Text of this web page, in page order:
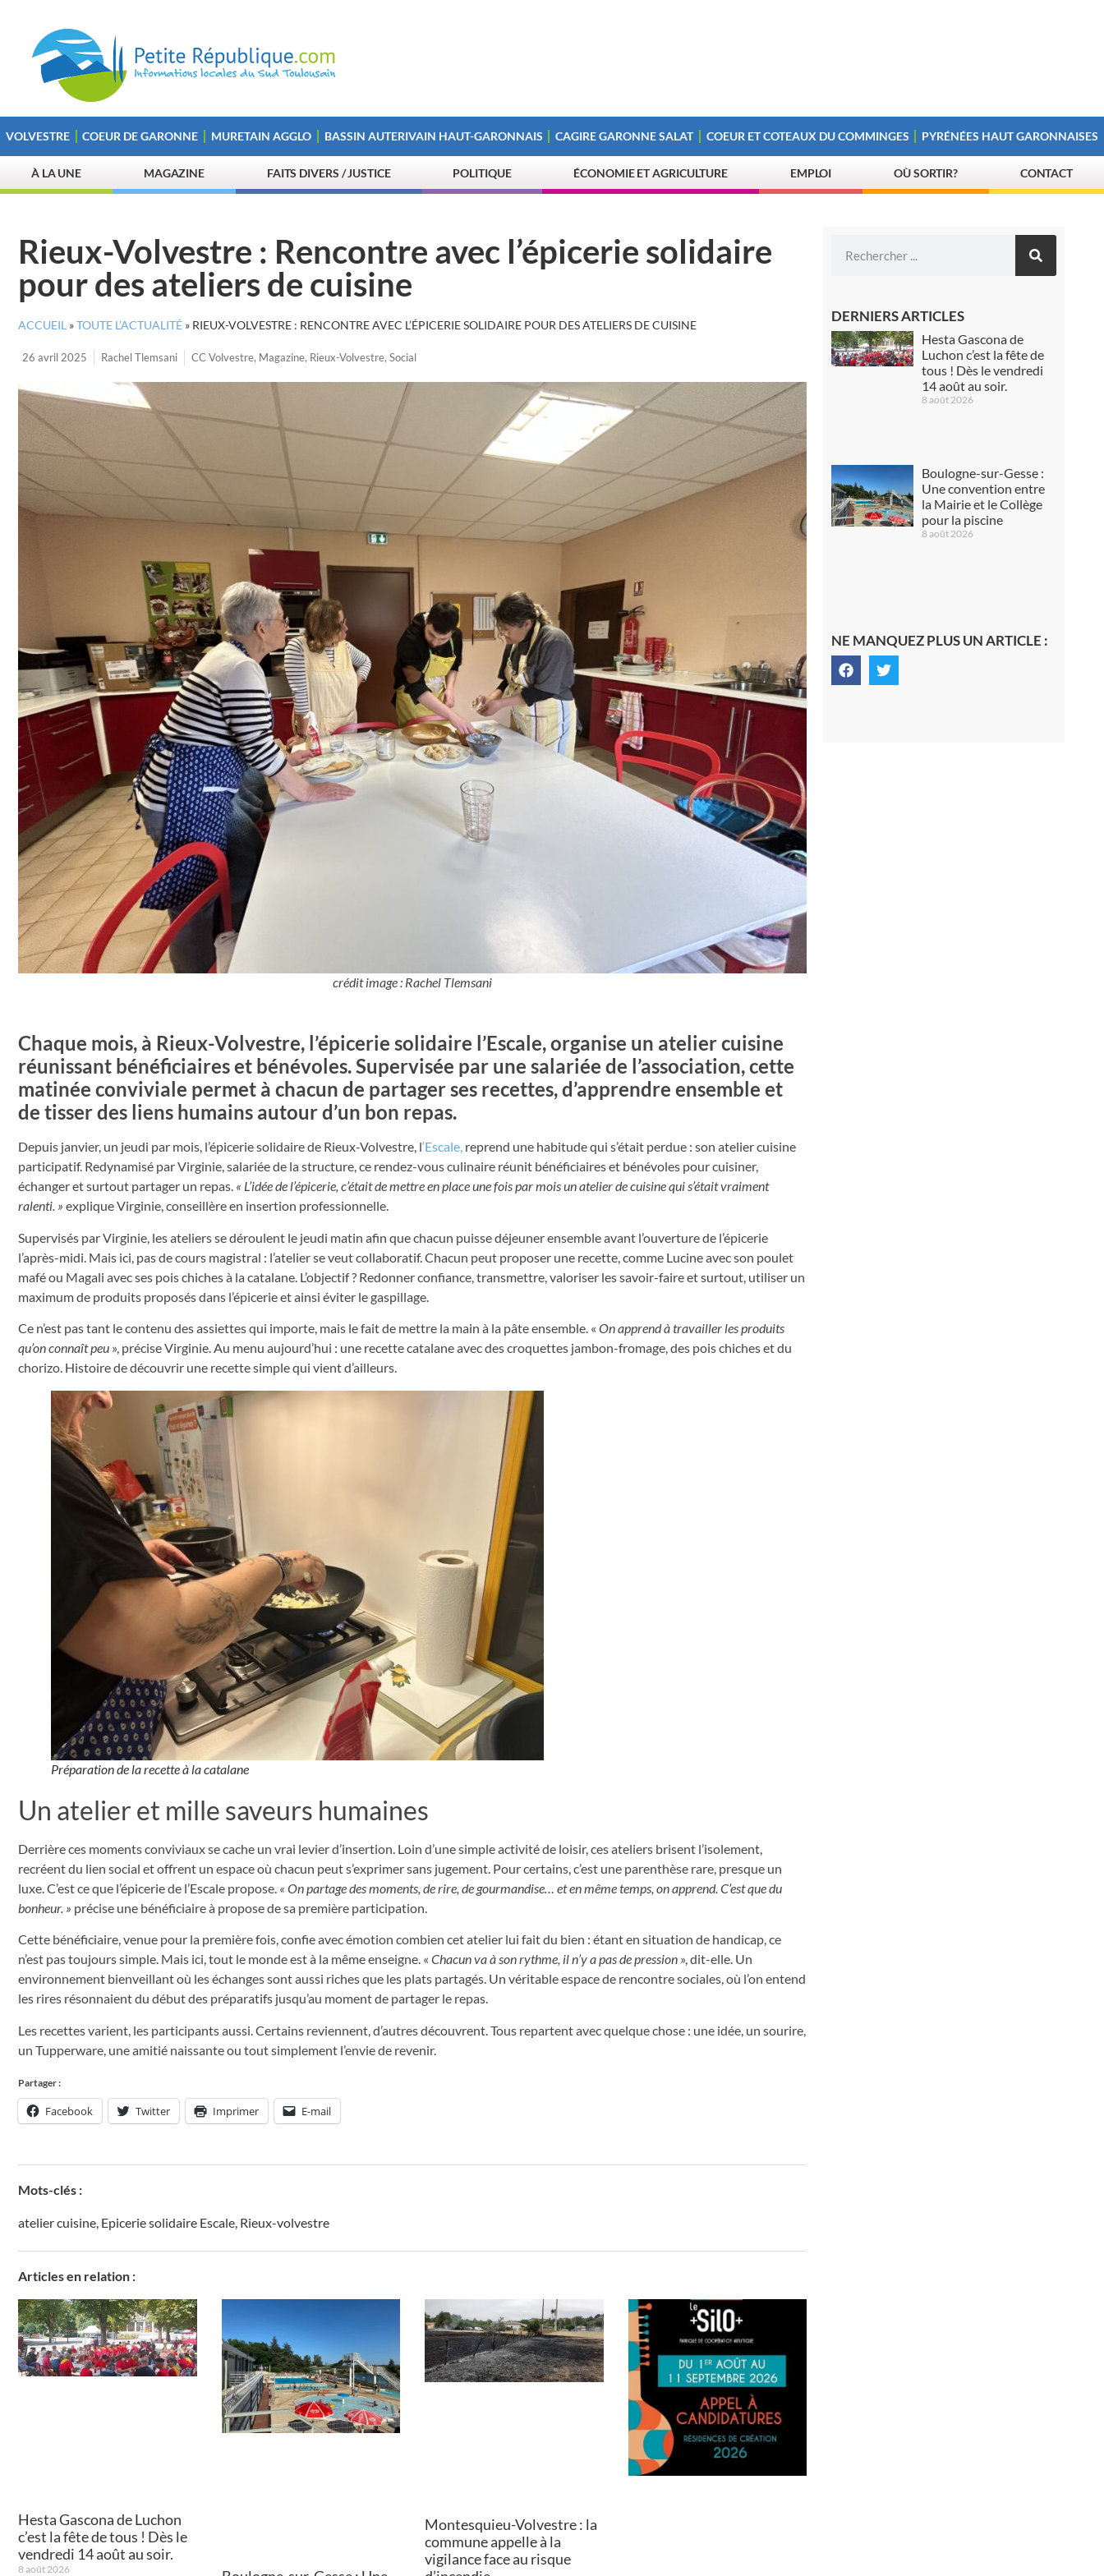
VOLVESTRE COEUR DE GARONNE MURETAIN AGGLO BASSIN AUTERIVAIN HAUT-GARONNAIS CAGIRE GARONNE SALAT COEUR ET COTEAUX DU COMMINGES PYRÉNÉES HAUT GARONNAISES
À LA UNE MAGAZINE FAITS DIVERS / JUSTICE POLITIQUE ÉCONOMIE ET AGRICULTURE EMPLOI OÙ SORTIR? CONTACT
Rieux-Volvestre : Rencontre avec l’épicerie solidaire
pour des ateliers de cuisine
ACCUEIL »TOUTE L’ACTUALITÉ » RIEUX-VOLVESTRE : RENCONTRE AVEC L’ÉPICERIE SOLIDAIRE POUR DES ATELIERS DE CUISINE
26 avril 2025 Rachel Tlemsani CC Volvestre, Magazine, Rieux-Volvestre, Social
crédit image : Rachel Tlemsani
Chaque mois, à Rieux-Volvestre, l’épicerie solidaire l’Escale, organise un atelier cuisine
réunissant bénéficiaires et bénévoles. Supervisée par une salariée de l’association, cette
matinée conviviale permet à chacun de partager ses recettes, d’apprendre ensemble et
de tisser des liens humains autour d’un bon repas.
Depuis janvier, un jeudi par mois, l’épicerie solidaire de Rieux-Volvestre, l‘Escale, reprend une habitude qui s’était perdue : son atelier cuisine
participatif. Redynamisé par Virginie, salariée de la structure, ce rendez-vous culinaire réunit bénéficiaires et bénévoles pour cuisiner,
échanger et surtout partager un repas. « L’idée de l’épicerie, c’était de mettre en place une fois par mois un atelier de cuisine qui s’était vraiment
ralenti. » explique Virginie, conseillère en insertion professionnelle.
Supervisés par Virginie, les ateliers se déroulent le jeudi matin afin que chacun puisse déjeuner ensemble avant l’ouverture de l’épicerie
l’après-midi. Mais ici, pas de cours magistral : l’atelier se veut collaboratif. Chacun peut proposer une recette, comme Lucine avec son poulet
mafé ou Magali avec ses pois chiches à la catalane. L’objectif ? Redonner confiance, transmettre, valoriser les savoir-faire et surtout, utiliser un
maximum de produits proposés dans l’épicerie et ainsi éviter le gaspillage.
Ce n’est pas tant le contenu des assiettes qui importe, mais le fait de mettre la main à la pâte ensemble. « On apprend à travailler les produits
qu’on connaît peu », précise Virginie. Au menu aujourd’hui : une recette catalane avec des croquettes jambon-fromage, des pois chiches et du
chorizo. Histoire de découvrir une recette simple qui vient d’ailleurs.
Préparation de la recette à la catalane
Un atelier et mille saveurs humaines
Derrière ces moments conviviaux se cache un vrai levier d’insertion. Loin d’une simple activité de loisir, ces ateliers brisent l’isolement,
recréent du lien social et offrent un espace où chacun peut s’exprimer sans jugement. Pour certains, c’est une parenthèse rare, presque un
luxe. C’est ce que l’épicerie de l’Escale propose. « On partage des moments, de rire, de gourmandise… et en même temps, on apprend. C’est que du
bonheur. » précise une bénéficiaire à propose de sa première participation.
Cette bénéficiaire, venue pour la première fois, confie avec émotion combien cet atelier lui fait du bien : étant en situation de handicap, ce
n’est pas toujours simple. Mais ici, tout le monde est à la même enseigne. « Chacun va à son rythme, il n’y a pas de pression », dit-elle. Un
environnement bienveillant où les échanges sont aussi riches que les plats partagés. Un véritable espace de rencontre sociales, où l’on entend
les rires résonnaient du début des préparatifs jusqu’au moment de partager le repas.
Les recettes varient, les participants aussi. Certains reviennent, d’autres découvrent. Tous repartent avec quelque chose : une idée, un sourire,
un Tupperware, une amitié naissante ou tout simplement l’envie de revenir.
Partager :
Facebook Twitter Imprimer E-mail
Mots-clés :
atelier cuisine, Epicerie solidaire Escale, Rieux-volvestre
Articles en relation :
Hesta Gascona de Luchon
c’est la fête de tous ! Dès le
vendredi 14 août au soir.
8 août 2026
Montesquieu-Volvestre : la
commune appelle à la
vigilance face au risque
DERNIERS ARTICLES
Hesta Gascona de
Luchon c’est la fête de
tous ! Dès le vendredi
14 août au soir.
8 août 2026
Boulogne-sur-Gesse :
Une convention entre
la Mairie et le Collège
pour la piscine
8 août 2026
NE MANQUEZ PLUS UN ARTICLE :